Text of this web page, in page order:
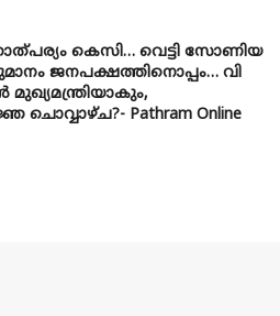
കെസി… വെട്ടി സോണിയ
ജനപക്ഷത്തിനൊപ്പം… വി
ചൊവ്വാഴ്ച?- Pathram Online